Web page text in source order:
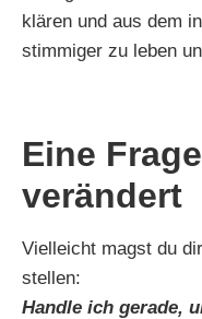
klären und aus dem
stimmiger zu leben
Eine
verändert
Vielleicht magst du
stellen:
Handle ich gerade,